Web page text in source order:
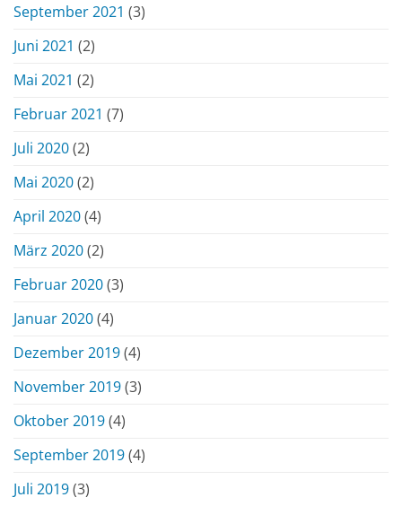
September 2021 (3)
Juni 2021 (2)
Mai 2021 (2)
Februar 2021 (7)
Juli 2020(2)
Mai 2020(2)
April 2020(4)
März 2020(2)
Februar 2020(3)
Januar 2020(4)
Dezember 2019(4)
November 2019(3)
Oktober 2019(4)
September 2019(4)
Juli 2019(3)